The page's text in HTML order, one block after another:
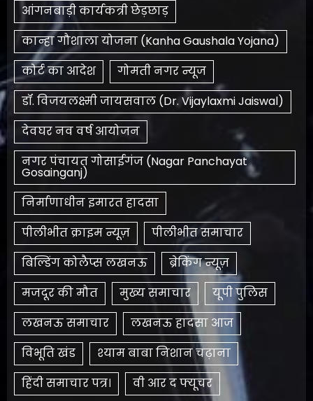
आंगनबाड़ी कार्यकत्री छेड़छाड़
कान्हा गौशाला योजना (Kanha Gaushala Yojana)
कोर्ट का आदेश
गोमती नगर न्यूज
डॉ. विजयलक्ष्मी जायसवाल (Dr. Vijaylaxmi Jaiswal)
देवघर नव वर्ष आयोजन
नगर पंचायत गोसाईगंज (Nagar Panchayat
Gosainganj)
निर्माणाधीन इमारत हादसा
पीलीभीत क्राइम न्यूज़
पीलीभीत समाचार
बिल्डिंग कोलैप्स लखनऊ
ब्रेकिंग न्यूज़
मजदूर की मौत
मुख्य समाचार
यूपी पुलिस
लखनऊ समाचार
लखनऊ हादसा आज
विभूति खंड
श्याम बाबा निशान चढ़ाना
हिंदी समाचार पत्र।
​वी आर द फ्यूचर